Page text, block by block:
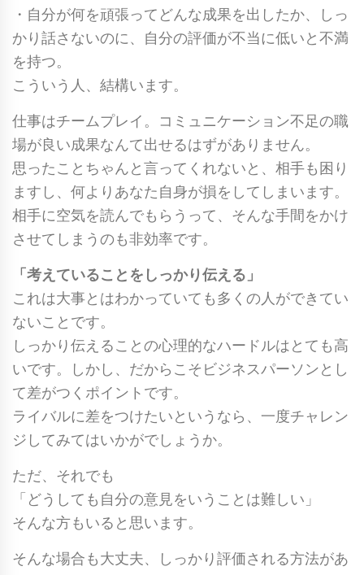
・自分が何を頑張ってどんな成果を出したか、しっ
かり話さないのに、自分の評価が不当に低いと不満
を持つ。
こういう人、結構います。
仕事はチームプレイ。コミュニケーション不足の職
場が良い成果なんて出せるはずがありません。
思ったことちゃんと言ってくれないと、相手も困り
ますし、何よりあなた自身が損をしてしまいます。
相手に空気を読んでもらうって、そんな手間をかけ
させてしまうのも非効率です。
「考えていることをしっかり伝える」
これは大事とはわかっていても多くの人ができてい
ないことです。
しっかり伝えることの心理的なハードルはとても高
いです。しかし、だからこそビジネスパーソンとし
て差がつくポイントです。
ライバルに差をつけたいというなら、一度チャレン
ジしてみてはいかがでしょうか。
ただ、それでも
「どうしても自分の意見をいうことは難しい」
そんな方もいると思います。
そんな場合も大丈夫、しっかり評価される方法があ